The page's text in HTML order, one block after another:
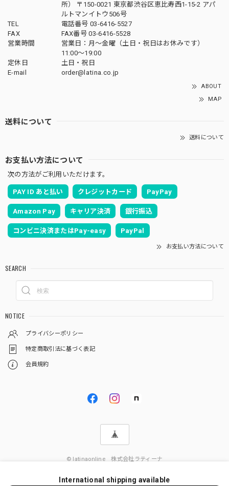
所） 〒150-0021 東京都渋谷区恵比寿西1-15-2 アパ
ルトマンイトウ506号
TEL
電話番号 03-6416-5527
FAX
FAX番号 03-6416-5528
営業時間
営業日：月〜金曜（土日・祝日はお休みです）
11:00〜19:00
定休日
土日・祝日
E-mail
order@latina.co.jp
ABOUT
MAP
送料について
送料について
お支払い方法について
次の方法がご利用いただけます。
PAY ID あと払い クレジットカード PayPay
Amazon Pay キャリア決済 銀行振込
コンビニ決済またはPay-easy PayPal
お支払い方法について
SEARCH
NOTICE
プライバシーポリシー
特定商取引法に基づく表記
会員規約
© latinaonline 株式会社ラティーナ
International shipping available